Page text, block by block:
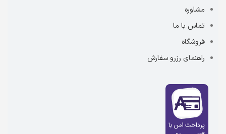
مشاوره
تماس با ما
فروشگاه
راهنمای رزرو سفارش